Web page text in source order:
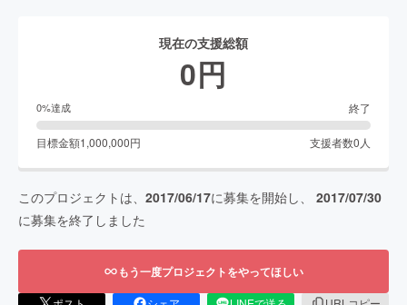
現在の支援総額
0円
0%達成 終了
目標金額1,000,000円 支援者数0 人
このプロジェクトは、 2017/06/17に募集を開始し、 2017/07/30
に募集を終了しました
もう一度プロジェクトをやってほしい